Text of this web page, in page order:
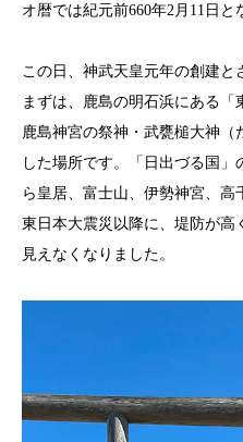
オ暦では紀元前660年2月11日と
この日、神武天皇元年の創建と
まずは、鹿島の明石浜にある「
鹿島神宮の祭神・武甕槌大神
した場所です。「日出づる国
ら皇居、富士山、伊勢神宮、高
東日本大震災以降に、堤防が高
見えなくなりました。